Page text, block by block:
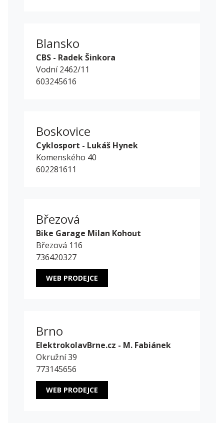
Blansko
CBS - Radek Šinkora
Vodní 2462/11
603245616
Boskovice
Cyklosport - Lukáš Hynek
Komenského 40
602281611
Březová
Bike Garage Milan Kohout
Březová 116
736420327
WEB PRODEJCE
Brno
ElektrokolavBrne.cz - M. Fabiánek
Okružní 39
773145656
WEB PRODEJCE